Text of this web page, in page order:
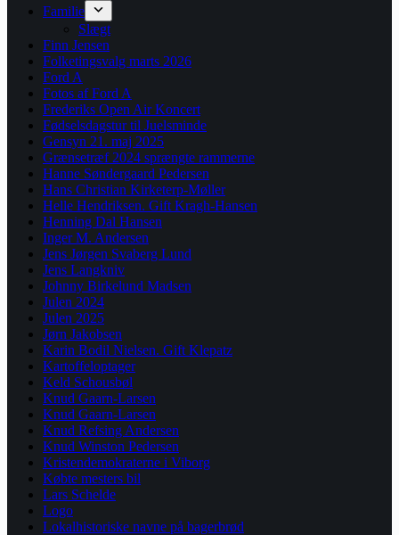
Familie
Slægt
Finn Jensen
Folketingsvalg marts 2026
Ford A
Fotos af Ford A
Frederiks Open Air Koncert
Fødselsdagstur til Juelsminde
Gensyn 21. maj 2025
Grænsetræf 2024 sprængte rammerne
Hanne Søndergaard Pedersen
Hans Christian Kirketerp-Møller
Helle Hendriksen. Gift Kragh-Hansen
Henning Dal Hansen
Inger M. Andersen
Jens Jørgen Svaberg Lund
Jens Langkniv
Johnny Birkelund Madsen
Julen 2024
Julen 2025
Jørn Jakobsen
Karin Bodil Nielsen. Gift Klepatz
Kartoffeloptager
Keld Schousbøl
Knud Gaarn-Larsen
Knud Gaarn-Larsen
Knud Refsing Andersen
Knud Winston Pedersen
Kristendemokraterne i Viborg
Købte mesters bil
Lars Schelde
Logo
Lokalhistoriske navne på bagerbrød